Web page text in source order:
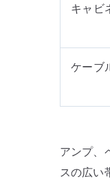
キャビ
ケーブ
アンプ、
スの広い